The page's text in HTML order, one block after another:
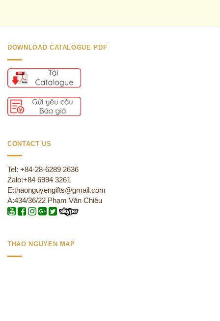
DOWNLOAD CATALOGUE PDF
CONTACT US
Tel: +84-28-6289 2636
Zalo:+84 6994 3261
E:thaonguyengifts@gmail.com
A:434/36/22 Phạm Văn Chiêu
THAO NGUYEN MAP